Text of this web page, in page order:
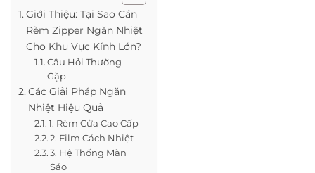
Giới Thiệu: Tại Sao Cần
Rèm Zipper Ngăn Nhiệt
Cho Khu Vực Kính Lớn?
Câu Hỏi Thường
Gặp
Các Giải Pháp Ngăn
Nhiệt Hiệu Quả
1. Rèm Cửa Cao Cấp
2. Film Cách Nhiệt
3. Hệ Thống Màn
Sáo